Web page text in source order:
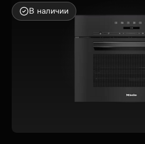
В наличии